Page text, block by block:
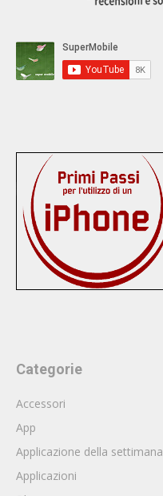
Categorie
Accessori
App
Applicazione della settimana
Applicazioni